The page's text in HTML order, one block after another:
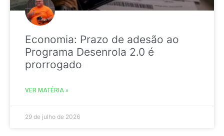
Economia: Prazo de adesão ao
Programa Desenrola 2.0 é
prorrogado
VER MATÉRIA »
29 de julho de 2026